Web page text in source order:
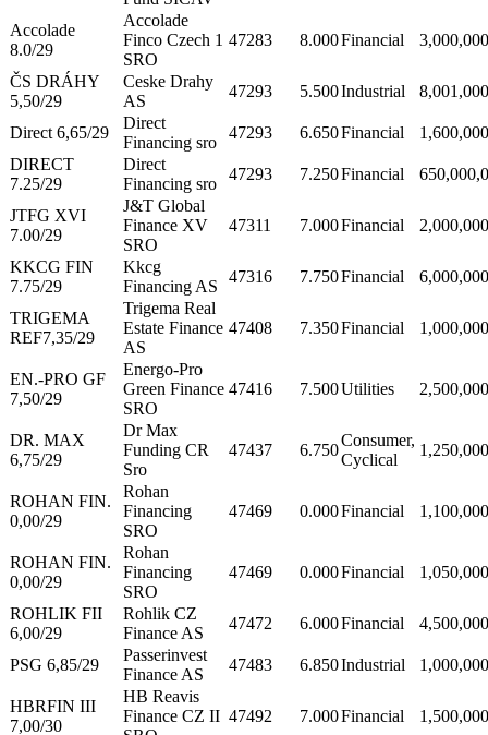
Accolade
8.0/29
Accolade
Finco Czech 1
SRO
47283 8.000Financial
ČS DRÁHY
5,50/29
Ceske Drahy
AS
47293 5.500Industrial
Direct 6,65/29
Direct
Financing sro
47293 6.650Financial
DIRECT
7.25/29
Direct
Financing sro
47293 7.250Financial
JTFG XVI
7.00/29
J&T Global
Finance XV
SRO
47311 7.000Financial
KKCG FIN
7.75/29
Kkcg
Financing AS
47316 7.750Financial
TRIGEMA
REF7,35/29
Trigema Real
Estate Finance
AS
47408 7.350Financial
EN.-PRO GF
7,50/29
Energo-Pro
Green Finance
SRO
47416 7.500Utilities
DR. MAX
6,75/29
Dr Max
Funding CR
Sro
47437 6.750
Consumer,
Cyclical
ROHAN FIN.
0,00/29
Rohan
Financing
SRO
47469 0.000Financial
ROHAN FIN.
0,00/29
Rohan
Financing
SRO
47469 0.000Financial
ROHLIK FII
6,00/29
Rohlik CZ
Finance AS
47472 6.000Financial
PSG 6,85/29
Passerinvest
Finance AS
47483 6.850Industrial
HBRFIN III
7,00/30
HB Reavis
Finance CZ II 47492 7.000Financial